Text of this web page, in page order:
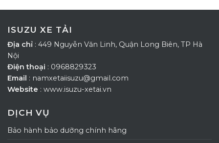
ISUZU XE TẢI
Địa chỉ : 449 Nguyễn Văn Linh, Quận Long Biên, TP Hà
Nội
Điện thoại : 0968829323
Email : namxetaiisuzu@gmail.com
Website : www.isuzu-xetai.vn
DỊCH VỤ
Bảo hành bảo dưỡng chính hãng